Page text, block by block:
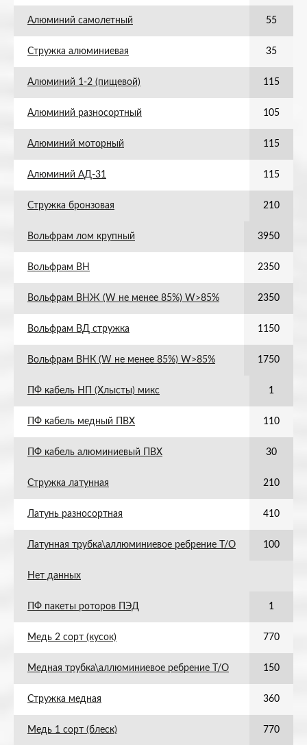
Алюминий самолетный 55
Стружка алюминиевая 35
Алюминий 1-2 (пищевой) 115
Алюминий разносортный 105
Алюминий моторный 115
Алюминий АД-31 115
Стружка бронзовая 210
Вольфрам лом крупный 3950
Вольфрам ВН 2350
Вольфрам ВНЖ (W не менее 85%) W>85% 2350
Вольфрам ВД стружка 1150
Вольфрам ВНК (W не менее 85%) W>85% 1750
ПФ кабель НП (Хлысты) микс 1
ПФ кабель медный ПВХ 110
ПФ кабель алюминиевый ПВХ 30
Стружка латунная 210
Латунь разносортная 410
Латунная трубка\аллюминиевое ребрение Т/О 100
Нет данных
ПФ пакеты роторов ПЭД 1
Медь 2 сорт (кусок) 770
Медная трубка\аллюминиевое ребрение Т/О 150
Стружка медная 360
Медь 1 сорт (блеск) 770